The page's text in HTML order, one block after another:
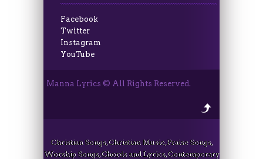
Facebook
Twitter
Instagram
YouTube
Manna Lyrics © All Rights Reserved.
Christian Songs, Christian Music, Praise Songs,
Worship Songs, Chords and Lyrics, Contemporary